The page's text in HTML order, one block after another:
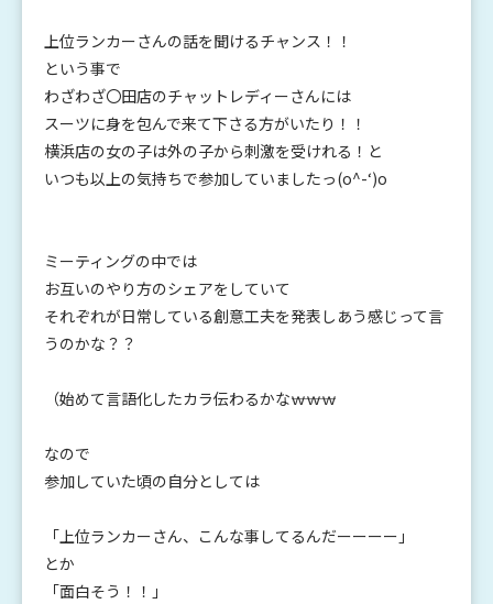
上位ランカーさんの話を聞けるチャンス！！
という事で
わざわざ〇田店のチャットレディーさんには
スーツに身を包んで来て下さる方がいたり！！
横浜店の女の子は外の子から刺激を受けれる！と
いつも以上の気持ちで参加していましたっ(o^-‘)o
ミーティングの中では
お互いのやり方のシェアをしていて
それぞれが日常している創意工夫を発表しあう感じって言
うのかな？？
（始めて言語化したカラ伝わるかな―――ｗｗｗ
なので
参加していた頃の自分としては
「上位ランカーさん、こんな事してるんだーーーー」
とか
「面白そう！！」